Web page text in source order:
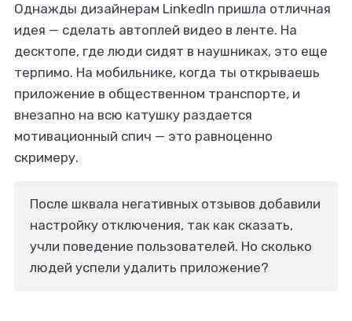
Однажды дизайнерам LinkedIn пришла отличная
идея — сделать автоплей видео в ленте. На
десктопе, где люди сидят в наушниках, это еще
терпимо. На мобильнике, когда ты открываешь
приложение в общественном транспорте, и
внезапно на всю катушку раздается
мотивационный спич — это равноценно
скримеру.
После шквала негативных отзывов добавили
настройку отключения, так как сказать,
учли поведение пользователей. Но сколько
людей успели удалить приложение?